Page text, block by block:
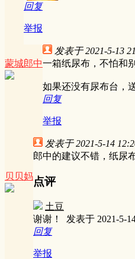
回复
举报
蒙城郎中
发表于 2021-5-13
一箱纸尿布，不怕和
如果还没有尿布台，
回复
举报
贝贝妈
发表于 2021-5-14
郎中的建议不错，纸尿
点评
土豆
谢谢！ 发表于 2021-5-
回复
举报